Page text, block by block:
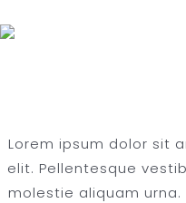
Lorem ipsum dolor sit
elit. Pellentesque
molestie aliquam